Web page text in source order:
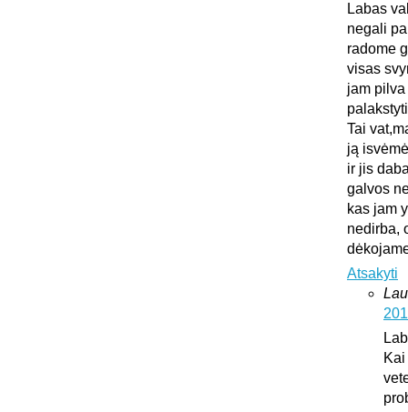
Labas
negali
radome
visas
jam
Tai
ją
ir jis
galvos
kas jam
nedirba,
Atsakyti